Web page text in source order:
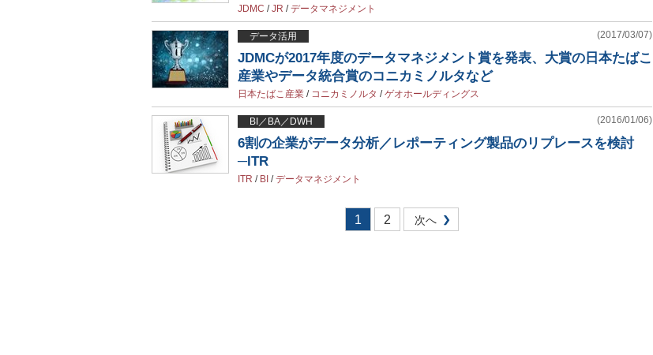
JDMC /JR /データマネジメント
データ活用 (2017/03/07)
JDMCが2017年度のデータマネジメント賞を発表、大賞の日本たばこ
産業やデータ統合賞のコニカミノルタなど
日本たばこ産業 / コニカミノルタ /ゲオホールディングス
BI／BA／DWH (2016/01/06)
6割の企業がデータ分析／レポーティング製品のリプレースを検討
─ITR
ITR / BI /データマネジメント
1 2 次へ